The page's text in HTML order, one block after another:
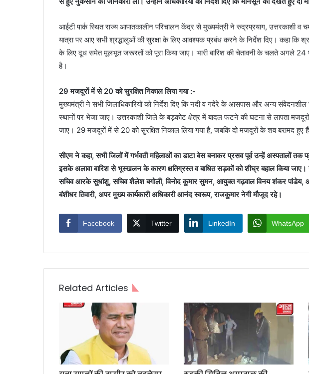
आईटी पार्क स्थित राज्य आपातकालीन परिचालन केंद्र से मुख्यमंत्री ने रुद्रप्रयाग, उत्तरकाशी व
यात्रा पर आए सभी श्रद्धालुओं की सुरक्षा के लिए आवश्यक प्रबंध करने के निर्देश दिए। कहा कि
के लिए दूध समेत मूलभूत जरूरतों को पूरा किया जाए। भारी बारिश की चेतावनी के चलते अगले 24
है।
29 मजदूरों में से 20 को सुरक्षित निकाल लिया गया :-
मुख्यमंत्री ने सभी जिलाधिकारियों को निर्देश दिए कि नदी व गदेरे के आसपास और अन्य संवेदनशील
स्थानों पर भेजा जाए। उत्तरकाशी जिले के बड़कोट क्षेत्र में बादल फटने की घटना से लापता
जाए। 29 मजदूरों में से 20 को सुरक्षित निकाल लिया गया है, जबकि दो मजदूरों के शव बरामद हुए
सीएम ने कहा, सभी जिलों में गर्भवती महिलाओं का डाटा बेस बनाकर प्रसव पूर्व उन्हें अस्पतालों तक
इसके अलावा बारिश से भूस्खलन के कारण क्षतिग्रस्त व बाधित सड़कों को शीघ्र बहाल किया
सचिव आरके सुधांशु, सचिव शैलेश बगोली, विनोद कुमार सुमन, आयुक्त गढ़वाल विनय शंकर पांडेय,
बंशीधर तिवारी, अपर मुख्य कार्यकारी अधिकारी आनंद स्वरूप, राजकुमार नेगी मौजूद रहे।
Facebook Twitter LinkedIn WhatsApp
Related Articles